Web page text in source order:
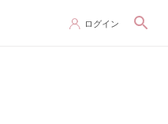
ログイン